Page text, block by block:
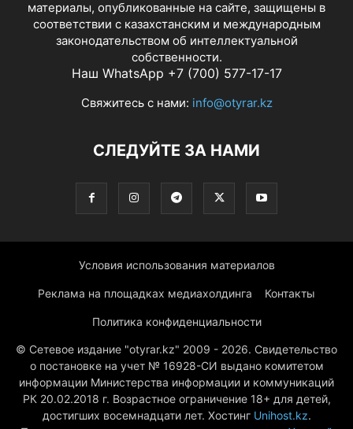
материалы, опубликованные на сайте, защищены в
соответствии с казахстанским и международным
законодательством об интеллектуальной
собственности.
Наш WhatsApp +7 (700) 577-17-17
Свяжитесь с нами: info@otyrar.kz
СЛЕДУЙТЕ ЗА НАМИ
Условия использования материалов
Реклама на площадках медиахолдинга Контакты
Политика конфиденциальности
© Сетевое издание "otyrar.kz" 2009 - 2026. Свидетельство
о постановке на учет № 16928-СИ выдано комитетом
информации Министерства информации и коммуникаций
РК 20.02.2018 г. Возрастное ограничение 18+ для детей,
достигших восемнадцати лет. Хостинг Unihost.kz.